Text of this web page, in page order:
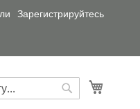
Зарегистрируйтесь
Искать